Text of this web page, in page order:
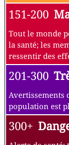
151-200
Tout le monde
la santé; les
ressentir des
201-300
Avertissements
population est
300+